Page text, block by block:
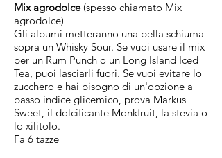
Mix agrodolce(spesso chiamato Mix
agrodolce)
Gli albumi metteranno una bella schiuma
sopra un Whisky Sour. Se vuoi usare il mix
per un Rum Punch o un Long Island Iced
Tea, puoi lasciarli fuori. Se vuoi evitare lo
zucchero e hai bisogno di un'opzione a
basso indice glicemico, prova Markus
Sweet, il dolcificante Monkfruit, la stevia o
lo xilitolo.
Fa 6 tazze